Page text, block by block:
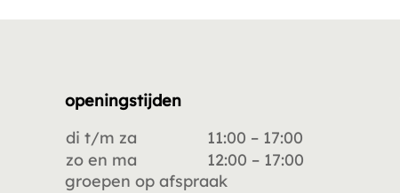
openingstijden
di t/m za
11:00 – 17:00
zo en ma
12:00 – 17:00
groepen op afspraak